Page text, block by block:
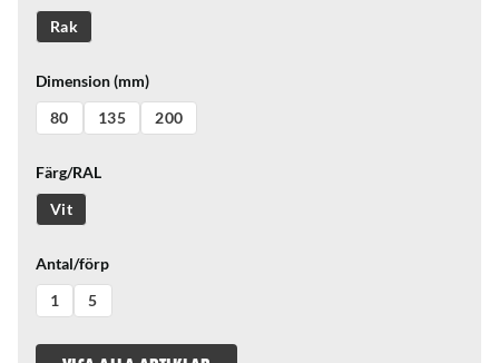
Rak
Dimension (mm)
80
135 200
Färg/RAL
Vit
Antal/förp
1
5